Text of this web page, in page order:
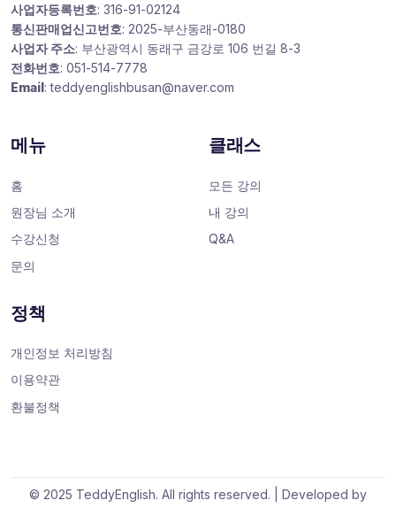
사업자등록번호: 316-91-02124
통신판매업신고번호: 2025-부산동래-0180
사업자 주소: 부산광역시 동래구 금강로 106 번길 8-3
전화번호: 051-514-7778
Email: teddyenglishbusan@naver.com
메뉴
홈
원장님 소개
수강신청
문의
클래스
모든 강의
내 강의
Q&A
정책
개인정보 처리방침
이용약관
환불정책
© 2025 TeddyEnglish. All rights reserved. | Developed by